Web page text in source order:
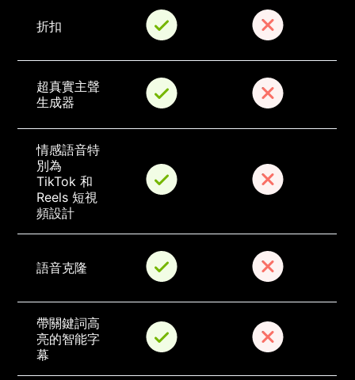
折扣
超真實主聲
生成器
情感語音特
別為
TikTok 和
Reels 短視
頻設計
語音克隆
帶關鍵詞高
亮的智能字
幕